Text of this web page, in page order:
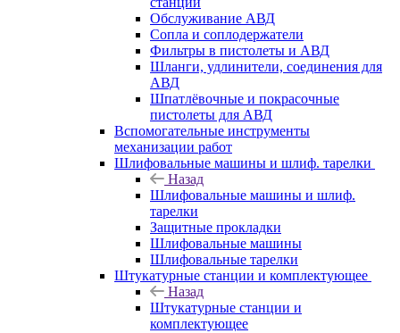
Обслуживание АВД
Сопла и соплодержатели
Фильтры в пистолеты и АВД
Шланги, удлинители, соединения для
АВД
Шпатлёвочные и покрасочные
пистолеты для АВД
Вспомогательные инструменты
механизации работ
Шлифовальные машины и шлиф. тарелки
Назад
Шлифовальные машины и шлиф.
тарелки
Защитные прокладки
Шлифовальные машины
Шлифовальные тарелки
Штукатурные станции и комплектующее
Назад
Штукатурные станции и
комплектующее